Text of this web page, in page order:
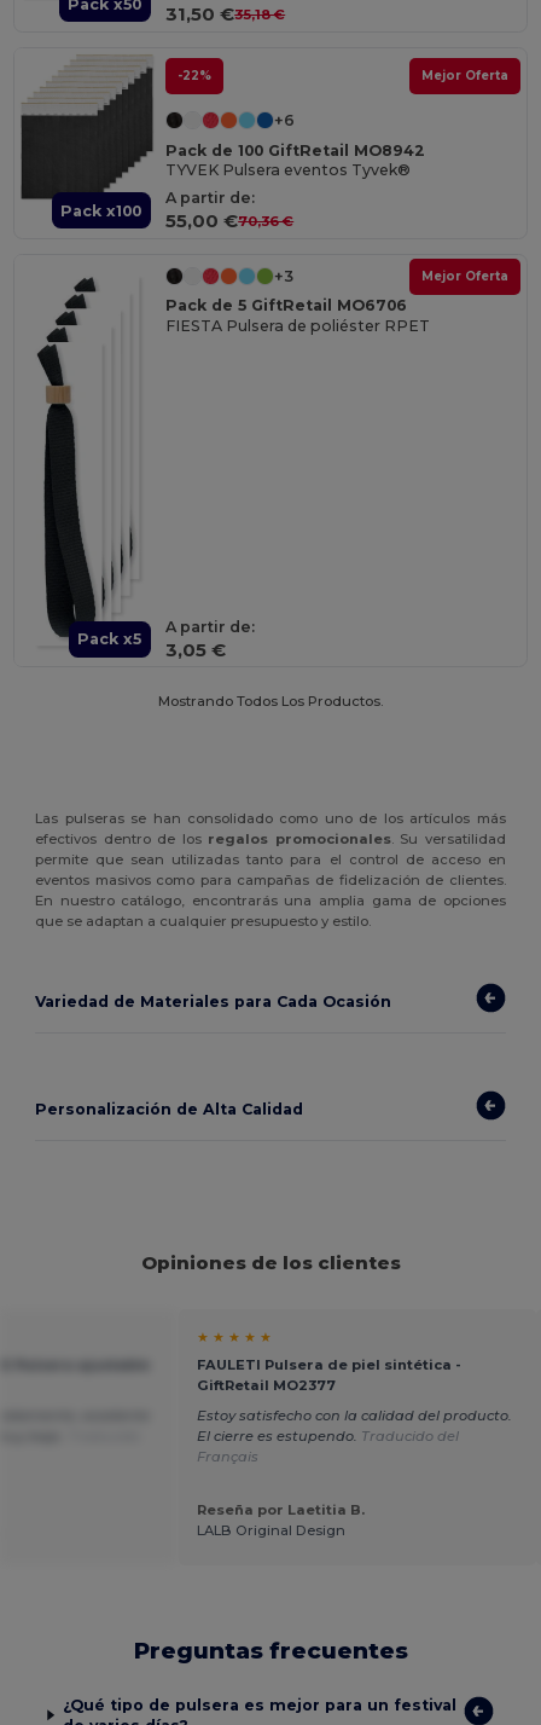
Pack x50 31,50 €35,18 €
Pack x100
-22% Mejor Oferta
+6
Pack de 100 GiftRetail MO8942
TYVEK Pulsera eventos Tyvek®
A partir de:
55,00 €70,36 €
Pack x5
Mejor Oferta
+3
Pack de 5 GiftRetail MO6706
FIESTA Pulsera de poliéster RPET
A partir de:
3,05 €
Mostrando Todos Los Productos.
Las pulseras se han consolidado como uno de los artículos más
efectivos dentro de los regalos promocionales. Su versatilidad
permite que sean utilizadas tanto para el control de acceso en
eventos masivos como para campañas de fidelización de clientes.
En nuestro catálogo, encontrarás una amplia gama de opciones
que se adaptan a cualquier presupuesto y estilo.
Variedad de Materiales para Cada Ocasión
Personalización de Alta Calidad
Opiniones de los clientes
★ ★ ★ ★ ★
FAULETI Pulsera de piel sintética -
GiftRetail MO2377
Estoy satisfecho con la calidad del producto.
El cierre es estupendo. Traducido del
Français
Reseña por Laetitia B.
LALB Original Design
Preguntas frecuentes
¿Qué tipo de pulsera es mejor para un festival